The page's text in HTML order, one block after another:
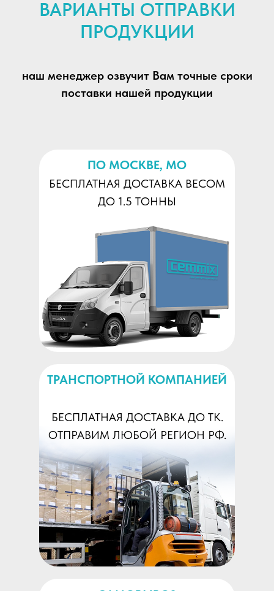
ВАРИАНТЫ ОТПРАВКИ
ПРОДУКЦИИ
наш менеджер озвучит Вам точные сроки
поставки нашей продукции
ТРАНСПОРТНОЙ КОМПАНИЕЙ
БЕСПЛАТНАЯ ДОСТАВКА ДО ТК.
ОТПРАВИМ ЛЮБОЙ РЕГИОН РФ.
ПО МОСКВЕ, МО
БЕСПЛАТНАЯ ДОСТАВКА ВЕСОМ
ДО 1.5 ТОННЫ